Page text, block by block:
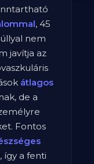
, 45
nem
javítja az
átlagos
de a
Fontos
így a fenti